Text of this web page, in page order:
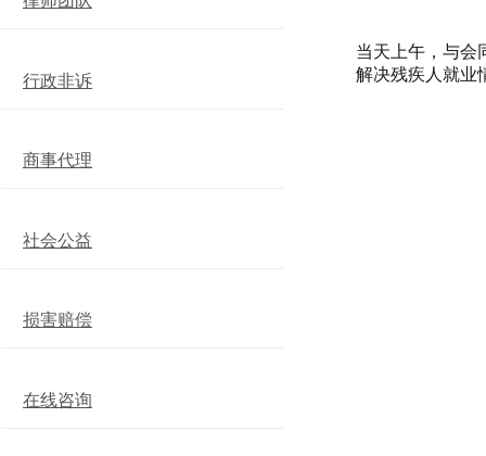
行政非诉
商事代理
社会公益
损害赔偿
在线咨询
当天上午，与会
解决残疾人就业